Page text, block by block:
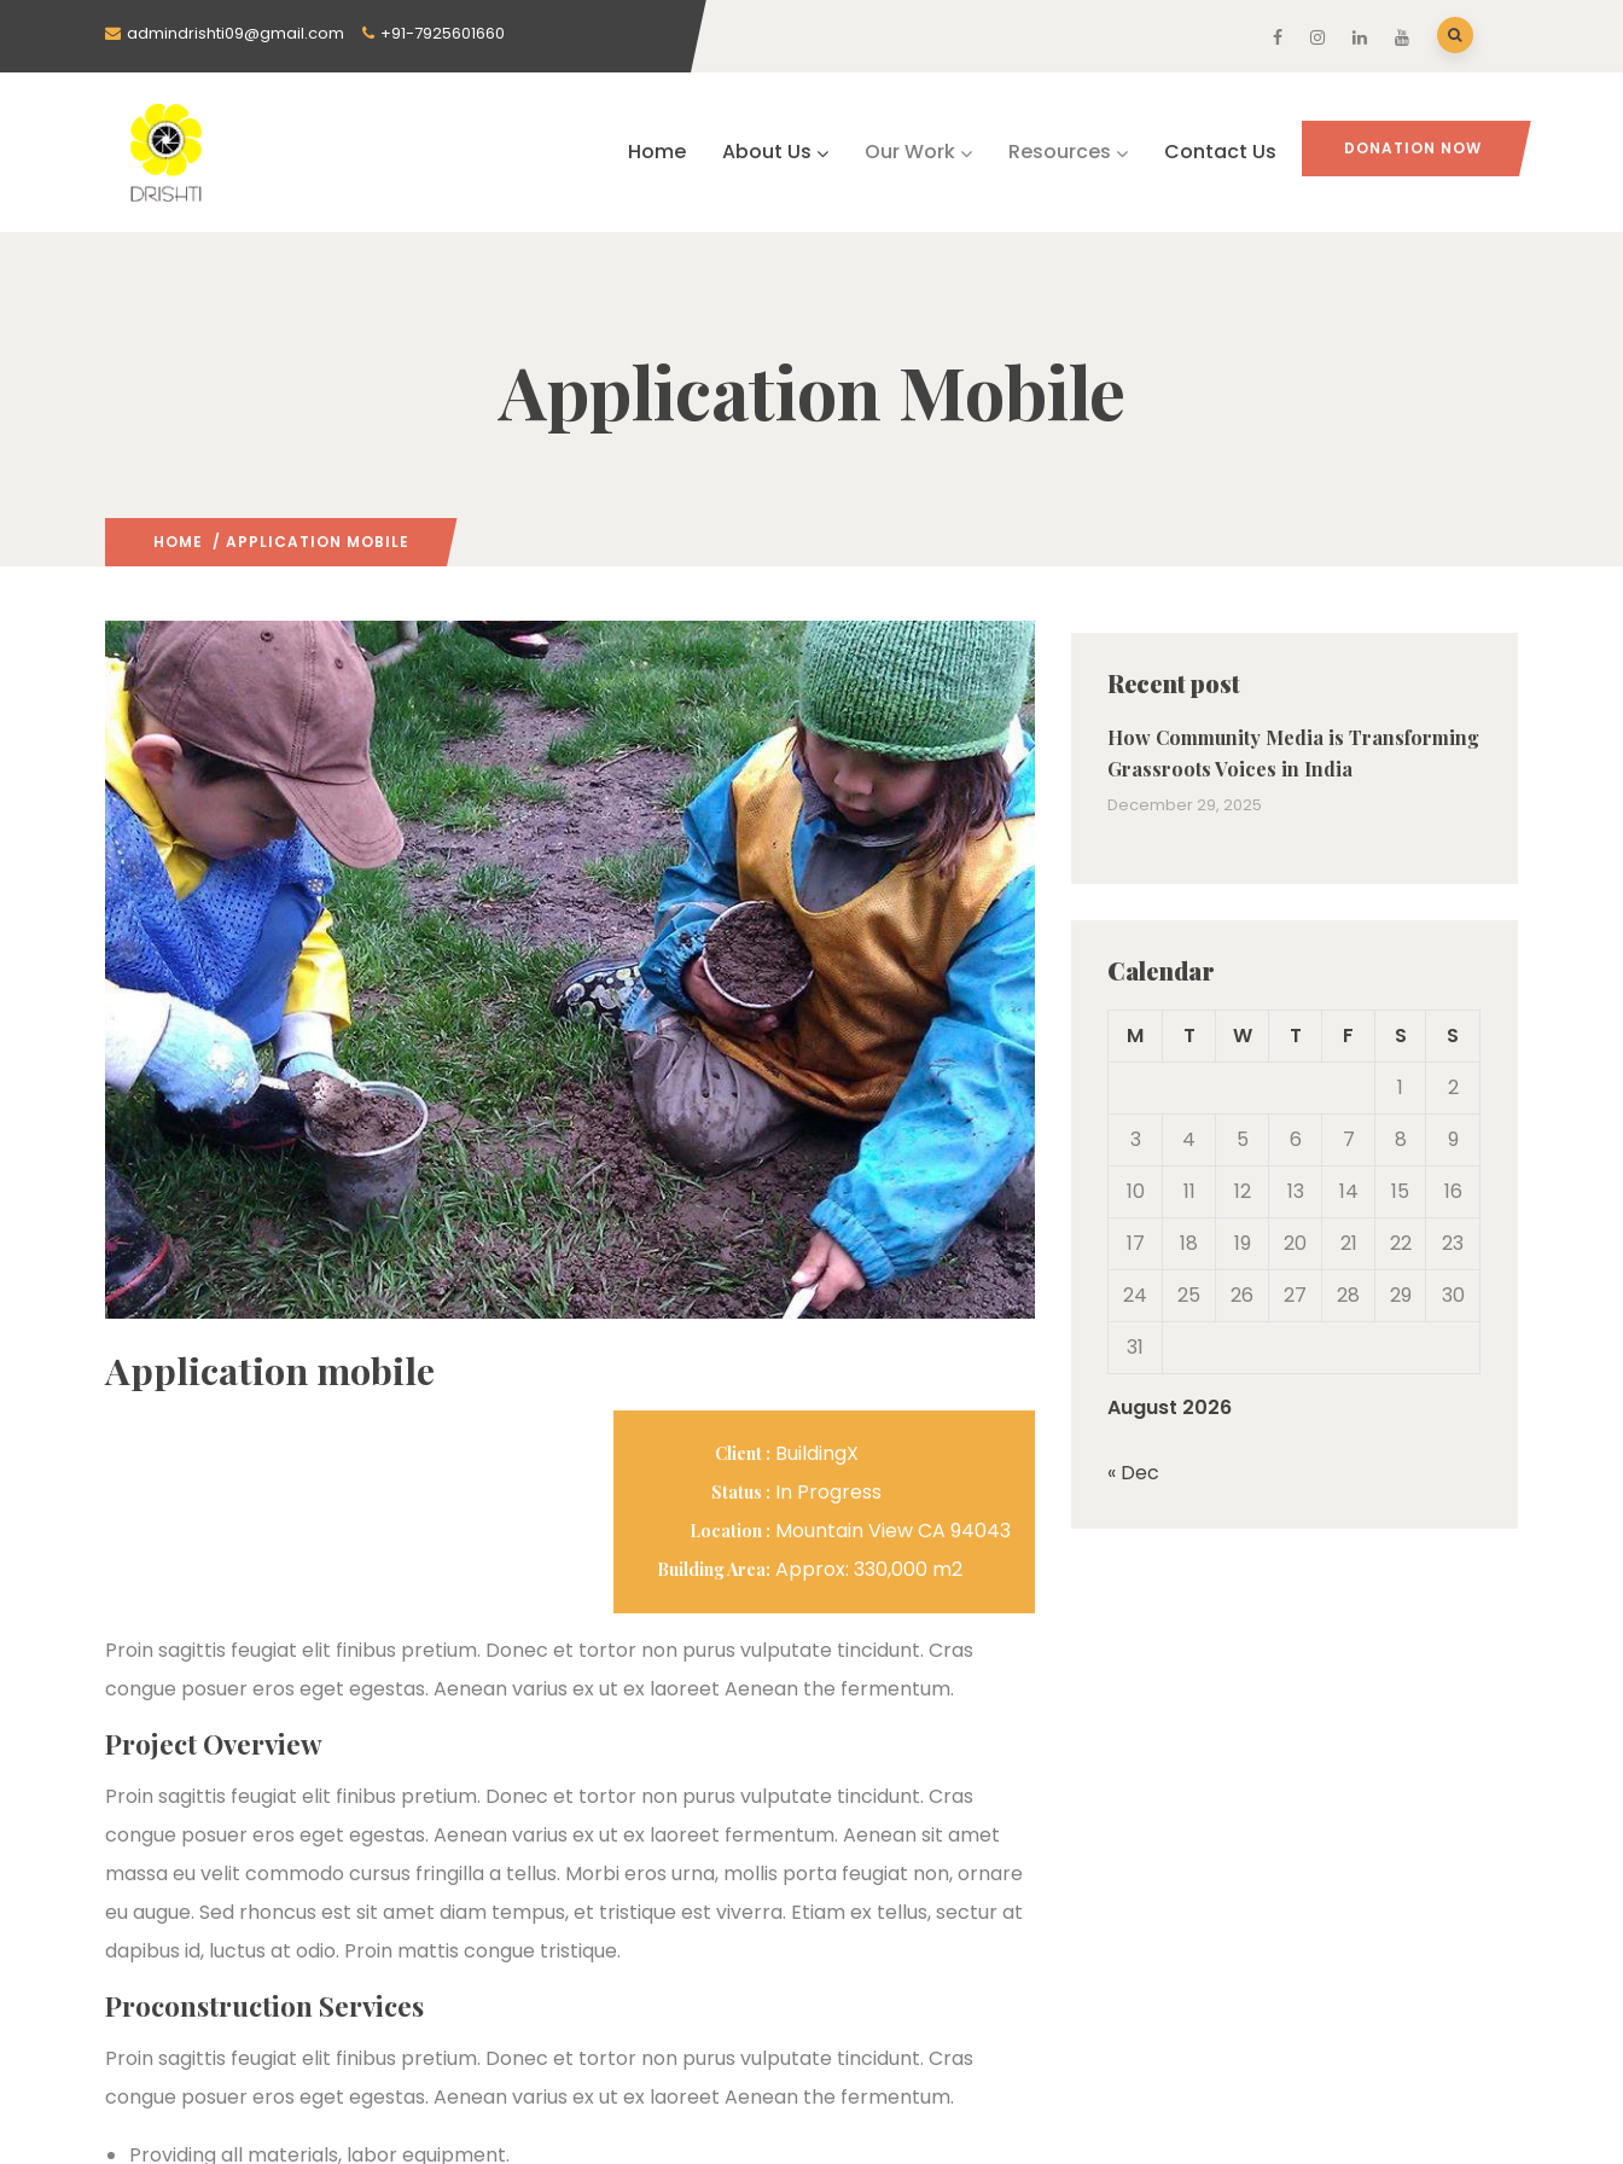
admindrishti09@gmail.com +91-7925601660
Home About Us Our Work Resources Contact Us DONATION NOW
Application Mobile
HOME / APPLICATION MOBILE
Application mobile
Client : BuildingX
Status : In Progress
Location : Mountain View CA 94043
Building Area: Approx: 330,000 m2
Proin sagittis feugiat elit finibus pretium. Donec et tortor non purus vulputate tincidunt. Cras
congue posuer eros eget egestas. Aenean varius ex ut ex laoreet Aenean the fermentum.
Project Overview
Proin sagittis feugiat elit finibus pretium. Donec et tortor non purus vulputate tincidunt. Cras
congue posuer eros eget egestas. Aenean varius ex ut ex laoreet fermentum. Aenean sit amet
massa eu velit commodo cursus fringilla a tellus. Morbi eros urna, mollis porta feugiat non, ornare
eu augue. Sed rhoncus est sit amet diam tempus, et tristique est viverra. Etiam ex tellus, sectur at
dapibus id, luctus at odio. Proin mattis congue tristique.
Proconstruction Services
Proin sagittis feugiat elit finibus pretium. Donec et tortor non purus vulputate tincidunt. Cras
congue posuer eros eget egestas. Aenean varius ex ut ex laoreet Aenean the fermentum.
Providing all materials, labor equipment.
Recent post
How Community Media is Transforming
Grassroots Voices in India
December 29, 2025
Calendar
August 2026
M T W T F S
S
1
2
3
4 5 6 7 8
9
10
11 12 13 14 15
16
17
18 19 20 21 22
23
24
25 26 27 28 29
30
31
« Dec